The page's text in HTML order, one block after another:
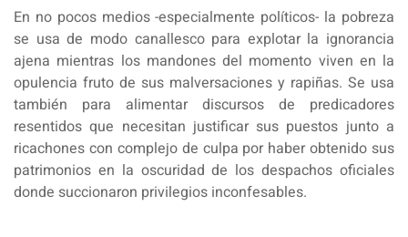
En no pocos medios -especialmente políticos- la pobreza
se usa de modo canallesco para explotar la ignorancia
ajena mientras los mandones del momento viven en la
opulencia fruto de sus malversaciones y rapiñas. Se usa
también para alimentar discursos de predicadores
resentidos que necesitan justificar sus puestos junto a
ricachones con complejo de culpa por haber obtenido sus
patrimonios en la oscuridad de los despachos oficiales
donde succionaron privilegios inconfesables.